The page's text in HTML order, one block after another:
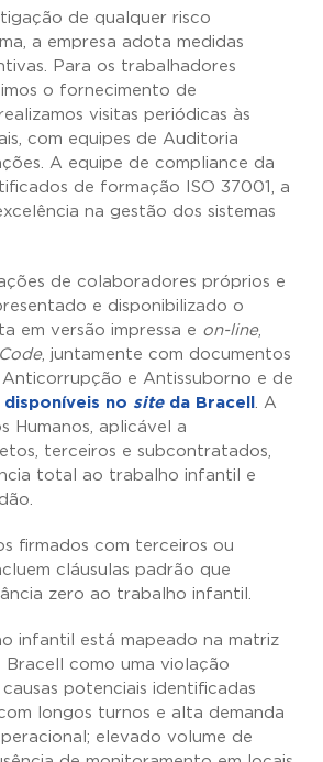
de qualquer risco
a empresa adota medidas
Para os trabalhadores
o fornecimento de
visitas periódicas às
com equipes de Auditoria
A equipe de compliance da
de formação ISO 37001, a
na gestão dos sistemas
de colaboradores próprios e
e disponibilizado o
em versão impressa e on-line,
, juntamente com documentos
e Antissuborno e de
disponíveis no site da Bracell
. A
Humanos, aplicável a
terceiros e subcontratados,
total ao trabalho infantil e
firmados com terceiros ou
cláusulas padrão que
zero ao trabalho infantil.
infantil está mapeado na matriz
Bracell como uma violação
potenciais identificadas
longos turnos e alta demanda
elevado volume de